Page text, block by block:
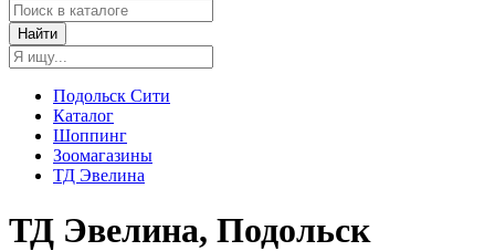
Найти
Подольск Сити
Каталог
Шоппинг
Зоомагазины
ТД Эвелина
ТД Эвелина, Подольск